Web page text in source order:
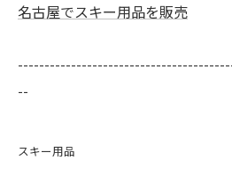
名古屋でスキー用品を販売
--
スキー用品